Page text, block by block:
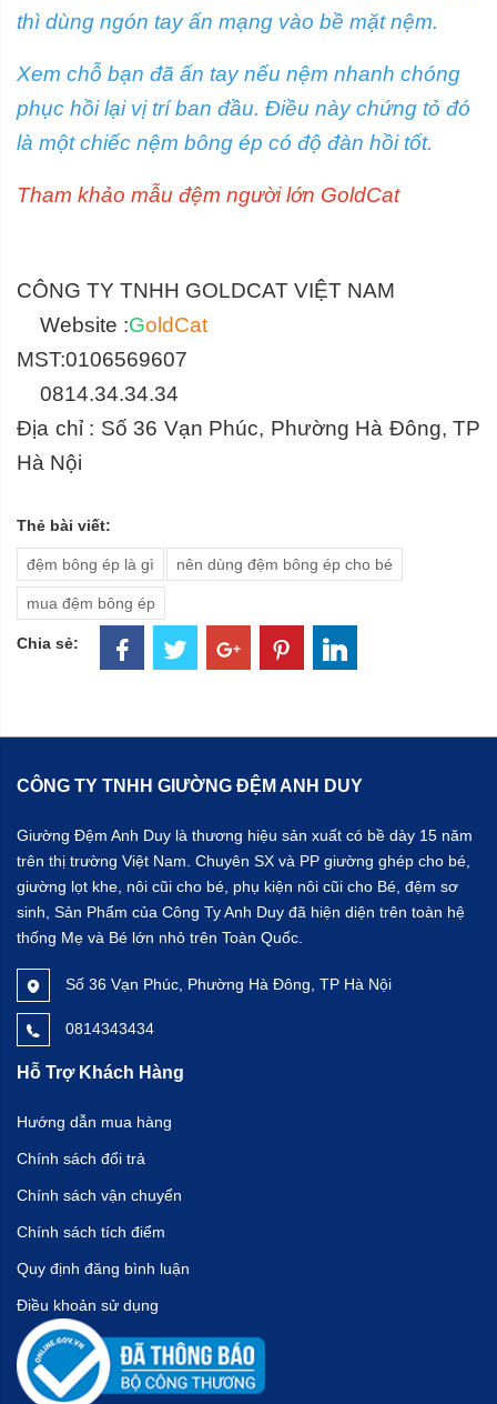
thì dùng ngón tay ấn mạng vào bề mặt nệm.
Xem chỗ bạn đã ấn tay nếu nệm nhanh chóng
phục hồi lại vị trí ban đầu. Điều này chứng tỏ đó
là một chiếc nệm bông ép có độ đàn hồi tốt.
Tham khảo mẫu đệm người lớn GoldCat
CÔNG TY TNHH GOLDCAT VIỆT NAM
Website :GoldCat
MST:0106569607
0814.34.34.34
Địa chỉ : Số 36 Vạn Phúc, Phường Hà Đông, TP
Hà Nội
Thẻ bài viết:
đệm bông ép là gì nên dùng đệm bông ép cho bé
mua đệm bông ép
Chia sẻ:
CÔNG TY TNHH GIƯỜNG ĐỆM ANH DUY
Giường Đệm Anh Duy là thương hiệu sản xuất có bề dày 15 năm
trên thị trường Việt Nam. Chuyên SX và PP giường ghép cho bé,
giường lọt khe, nôi cũi cho bé, phụ kiện nôi cũi cho Bé, đệm sơ
sinh, Sản Phẩm của Công Ty Anh Duy đã hiện diện trên toàn hệ
thống Mẹ và Bé lớn nhỏ trên Toàn Quốc.
Số 36 Vạn Phúc, Phường Hà Đông, TP Hà Nội
0814343434
Hỗ Trợ Khách Hàng
Hướng dẫn mua hàng
Chính sách đổi trả
Chính sách vận chuyển
Chính sách tích điểm
Quy định đăng bình luận
Điều khoản sử dụng